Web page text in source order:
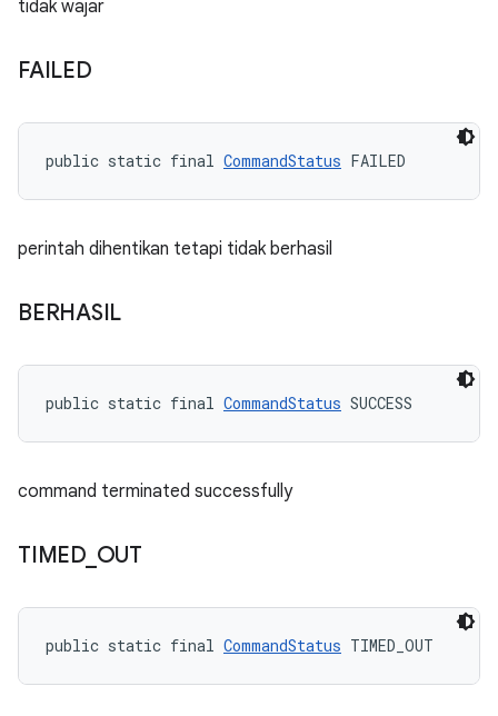
tidak wajar
FAILED
public static final CommandStatus FAILED
perintah dihentikan tetapi tidak berhasil
BERHASIL
public static final CommandStatus SUCCESS
command terminated successfully
TIMED_ OUT
public static final CommandStatus TIMED_OUT